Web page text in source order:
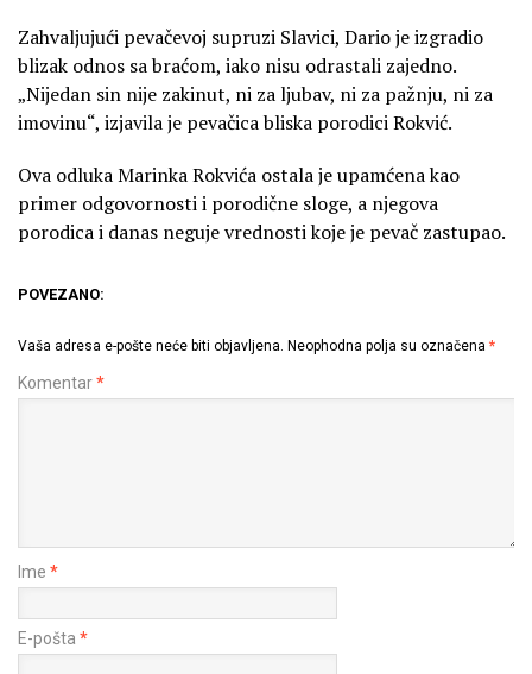
Zahvaljujući pevačevoj supruzi Slavici, Dario je izgradio
blizak odnos sa braćom, iako nisu odrastali zajedno.
„Nijedan sin nije zakinut, ni za ljubav, ni za pažnju, ni za
imovinu“, izjavila je pevačica bliska porodici Rokvić.
Ova odluka Marinka Rokvića ostala je upamćena kao
primer odgovornosti i porodične sloge, a njegova
porodica i danas neguje vrednosti koje je pevač zastupao.
POVEZANO:
Vaša adresa e-pošte neće biti objavljena. Neophodna polja su označena *
Komentar*
Ime *
E-pošta *